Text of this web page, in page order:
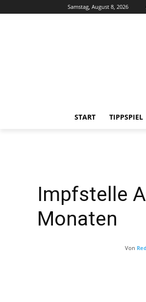
Samstag, August 8, 2026
START TIPPSPIEL
Impfstelle
Monaten
Von